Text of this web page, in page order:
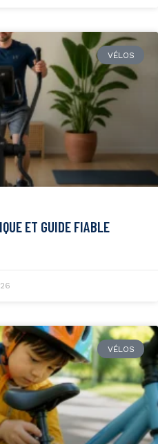
VÉLOS
ET GUIDE FIABLE
VÉLOS